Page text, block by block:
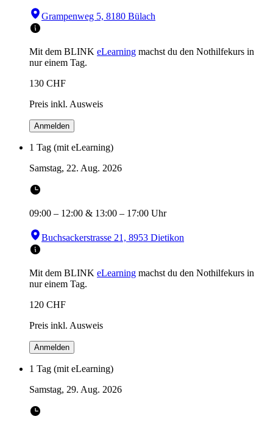
Grampenweg 5, 8180 Bülach
Mit dem BLINK eLearning machst du den Nothilfekurs in
nur einem Tag.
130 CHF
Preis inkl. Ausweis
Anmelden
1 Tag (mit eLearning)
Samstag, 22. Aug. 2026
09:00 – 12:00 & 13:00 – 17:00 Uhr
Buchsackerstrasse 21, 8953 Dietikon
Mit dem BLINK eLearning machst du den Nothilfekurs in
nur einem Tag.
120 CHF
Preis inkl. Ausweis
Anmelden
1 Tag (mit eLearning)
Samstag, 29. Aug. 2026